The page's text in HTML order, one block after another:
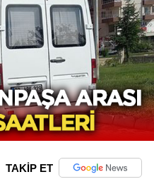
TAKİP ET